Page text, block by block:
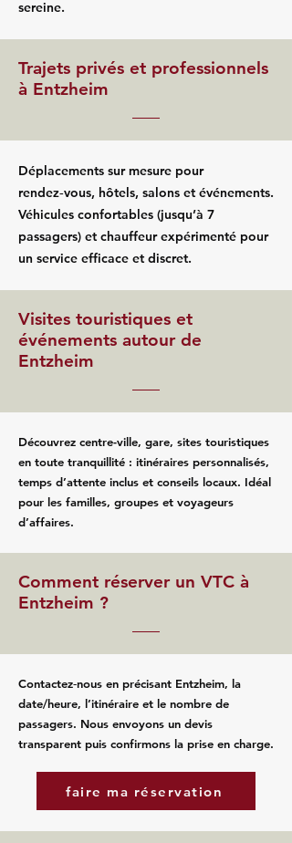
sereine.
Trajets privés et professionnels
à Entzheim
Déplacements sur mesure pour
rendez‑vous, hôtels, salons et événements.
Véhicules confortables (jusqu’à 7
passagers) et chauffeur expérimenté pour
un service efficace et discret.
Visites touristiques et
événements autour de
Entzheim
Découvrez centre-ville, gare, sites touristiques
en toute tranquillité : itinéraires personnalisés,
temps d’attente inclus et conseils locaux. Idéal
pour les familles, groupes et voyageurs
d’affaires.
Comment réserver un VTC à
Entzheim ?
Contactez‑nous en précisant Entzheim, la
date/heure, l’itinéraire et le nombre de
passagers. Nous envoyons un devis
transparent puis confirmons la prise en charge.
faire ma réservation